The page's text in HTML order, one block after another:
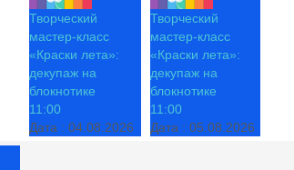
Творческий
мастер-класс
«Краски лета»:
декупаж на
блокнотике
11:00
Дата : 04.08.2026
Творческий
мастер-класс
«Краски лета»:
декупаж на
блокнотике
11:00
Дата : 05.08.2026